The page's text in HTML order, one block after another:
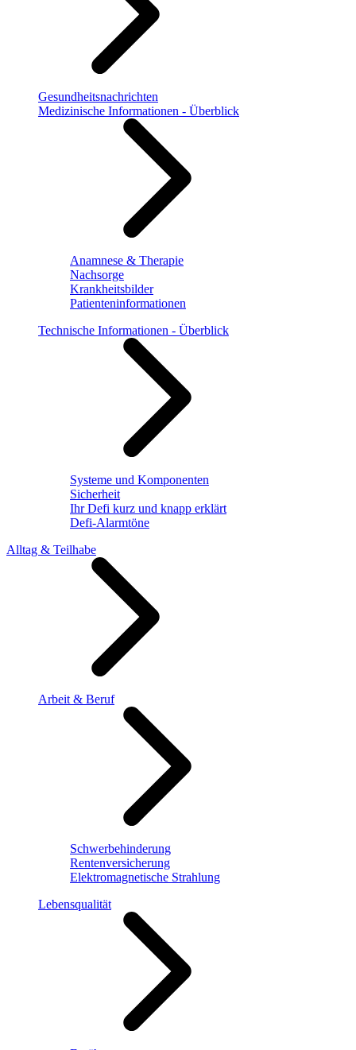
Gesundheitsnachrichten
Medizinische Informationen - Überblick
Anamnese & Therapie
Nachsorge
Krankheitsbilder
Patienteninformationen
Technische Informationen - Überblick
Systeme und Komponenten
Sicherheit
Ihr Defi kurz und knapp erklärt
Defi-Alarmtöne
Alltag & Teilhabe
Arbeit & Beruf
Schwerbehinderung
Rentenversicherung
Elektromagnetische Strahlung
Lebensqualität